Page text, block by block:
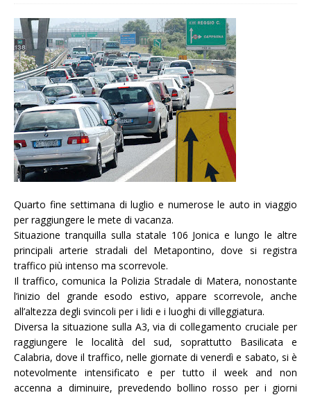
Quarto fine settimana di luglio e numerose le auto in viaggio
per raggiungere le mete di vacanza.
Situazione tranquilla sulla statale 106 Jonica e lungo le altre
principali arterie stradali del Metapontino, dove si registra
traffico più intenso ma scorrevole.
Il traffico, comunica la Polizia Stradale di Matera, nonostante
l’inizio del grande esodo estivo, appare scorrevole, anche
all’altezza degli svincoli per i lidi e i luoghi di villeggiatura.
Diversa la situazione sulla A3, via di collegamento cruciale per
raggiungere le località del sud, soprattutto Basilicata e
Calabria, dove il traffico, nelle giornate di venerdì e sabato, si è
notevolmente intensificato e per tutto il week and non
accenna a diminuire, prevedendo bollino rosso per i giorni